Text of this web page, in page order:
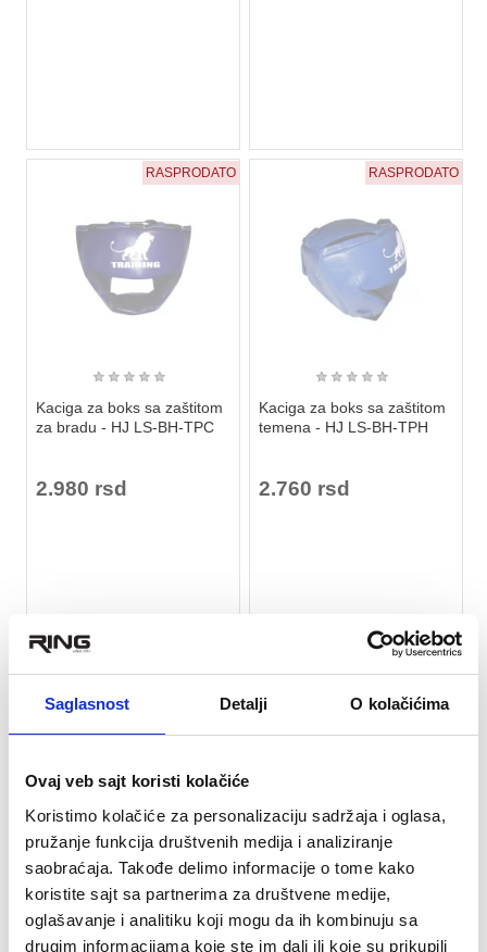
Saglasnost Detalji O kolačićima
Ovaj veb sajt koristi kolačiće
Koristimo kolačiće za personalizaciju sadržaja i oglasa,
pružanje funkcija društvenih medija i analiziranje
saobraćaja. Takođe delimo informacije o tome kako
koristite sajt sa partnerima za društvene medije,
oglašavanje i analitiku koji mogu da ih kombinuju sa
drugim informacijama koje ste im dali ili koje su prikupili
RASPRODATO
★ ★ ★ ★ ★
Kaciga za boks sa zaštitom
za bradu - HJ LS-BH-TPC
2.980 rsd
RASPRODATO
★ ★ ★ ★ ★
Kaciga za boks sa zaštitom
temena - HJ LS-BH-TPH
2.760 rsd
RASPRODATO
★★ ★★★
Kaciga za boks - izlivena -
HJ LS-BH-SM
RASPRODATO
★ ★★ ★ ★
Kaciga za boks L-veličine -
HJ t005006